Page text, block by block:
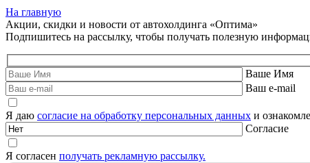
На главную
Акции, скидки и новости от автохолдинга «Оптима»
Подпишитесь на рассылку, чтобы получать полезную
Ваше Имя
Ваш e-mail
Я даю согласие на обработку персональных данных и
Согласие
Я согласен получать рекламную рассылку.